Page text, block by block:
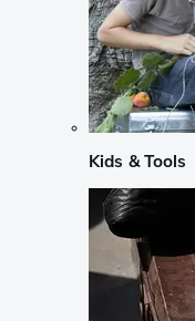
Kids & Tools